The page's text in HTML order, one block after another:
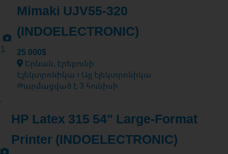
1
Mimaki UJV55-320
(INDOELECTRONIC)
25 000$
Երևան, էրեբունի
Էլեկտրոնիկա › Այլ էլեկտրոնիկա
Թարմացված է 3 հունիսի
HP Latex 315 54" Large-Format
Printer (INDOELECTRONIC)